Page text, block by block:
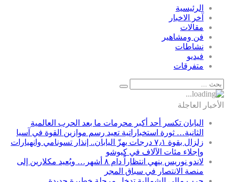
الرئيسية
آخر الاخبار
مقالات
فن ومشاهير
نشاطات
فيديو
متفرقات
الأخبار العاجلة
اليابان تكسر أحد أكبر محرمات ما بعد الحرب العالمية
الثانية… ثورة استخباراتية تعيد رسم موازين القوة في آسيا
زلزال بقوة ٧٫١ درجات يهزّ اليابان.. إنذار تسونامي وانهيارات
وإجلاء مئات الآلاف في كيوشو
لاندو نوريس ينهي انتظاراً دام ٨ أشهر… ويُعيد مكلارين إلى
منصة الانتصار في سباق المجر